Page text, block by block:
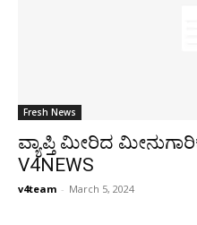
Fresh News
ವ್ಯಾಪ್ತಿ ಮೀರಿದ
V4NEWS
v4team - March 5, 2024